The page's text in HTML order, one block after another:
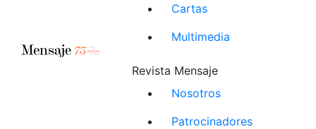
Cartas
Multimedia
Revista Mensaje
Nosotros
Patrocinadores